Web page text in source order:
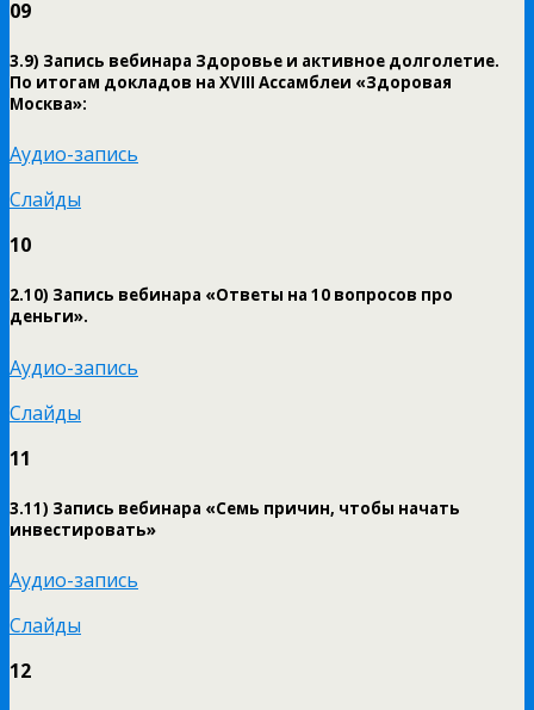
09
3.9) Запись вебинара Здоровье и активное долголетие.
По итогам докладов на XVIII Ассамблеи «Здоровая
Москва»:
Аудио-запись
Слайды
10
2.10) Запись вебинара «Ответы на 10 вопросов про
деньги».
Аудио-запись
Слайды
11
3.11) Запись вебинара «Семь причин, чтобы начать
инвестировать»
Аудио-запись
Слайды
12